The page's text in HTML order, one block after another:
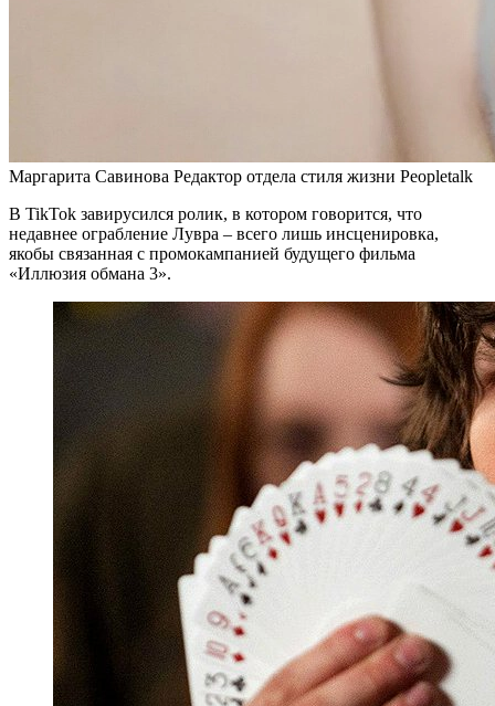
Маргарита Савинова Редактор отдела стиля жизни Peopletalk
В TikTok завирусился ролик, в котором говорится, что
недавнее ограбление Лувра – всего лишь инсценировка,
якобы связанная с промокампанией будущего фильма
«Иллюзия обмана 3».